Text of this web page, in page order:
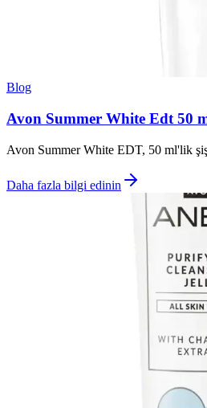
Blog
Avon Summer White Edt 50
Avon Summer White EDT, 50 ml'lik
Daha fazla bilgi edinin